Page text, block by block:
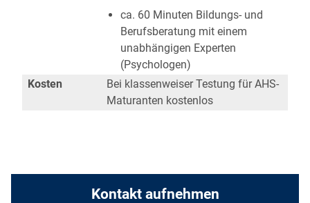
ca. 60 Minuten Bildungs- und
Berufsberatung mit einem
unabhängigen Experten
(Psychologen)
Kosten
Bei klassenweiser Testung für AHS-
Maturanten kostenlos
Kontakt aufnehmen